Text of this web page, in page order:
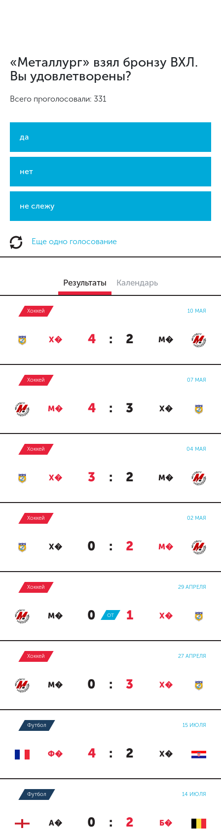
«Металлург» взял бронзу ВХЛ.
Вы удовлетворены?
Всего проголосовали: 331
да
нет
не слежу
Еще одно голосование
Результаты Календарь
Хоккей 10 МАЯ
Х� 4 : 2 М�
Хоккей 07 МАЯ
М� 4 : 3 Х�
Хоккей 04 МАЯ
Х� 3 : 2 М�
Хоккей 02 МАЯ
Х� 0 : 2 М�
Хоккей 29 АПРЕЛЯ
М� 0 : 1 Х�
ОТ
Хоккей 27 АПРЕЛЯ
М� 0 : 3 Х�
Футбол 15 ИЮЛЯ
Ф� 4 : 2 Х�
Футбол 14 ИЮЛЯ
А� 0 : 2 Б�